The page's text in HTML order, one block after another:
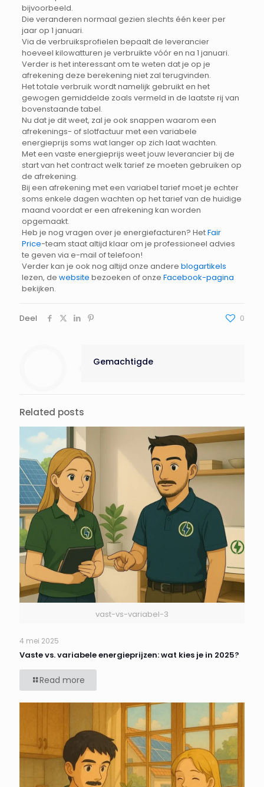
bijvoorbeeld.
Die veranderen normaal gezien slechts één keer per
jaar op 1 januari.
Via de verbruiksprofielen bepaalt de leverancier
hoeveel kilowatturen je verbruikte vóór en na 1 januari.
Verder is het interessant om te weten dat je op je
afrekening deze berekening niet zal terugvinden.
Het totale verbruik wordt namelijk gebruikt en het
gewogen gemiddelde zoals vermeld in de laatste rij van
bovenstaande tabel.
Nu dat je dit weet, zal je ook snappen waarom een
afrekenings- of slotfactuur met een variabele
energieprijs soms wat langer op zich laat wachten.
Met een vaste energieprijs weet jouw leverancier bij de
start van het contract welk tarief ze moeten gebruiken op
de afrekening.
Bij een afrekening met een variabel tarief moet je echter
soms enkele dagen wachten op het tarief van de huidige
maand voordat er een afrekening kan worden
opgemaakt.
Heb je nog vragen over je energiefacturen? HetFair
Price-team staat altijd klaar om je professioneel advies
te geven via e-mail of telefoon!
Verder kan je ook nog altijd onze andere blogartikels
lezen, de website bezoeken of onze Facebook-pagina
bekijken.
Deel 0
Gemachtigde
Related posts
vast-vs-variabel-3
4 mei 2025
Vaste vs. variabele energieprijzen: wat kies je in 2025?
Read more